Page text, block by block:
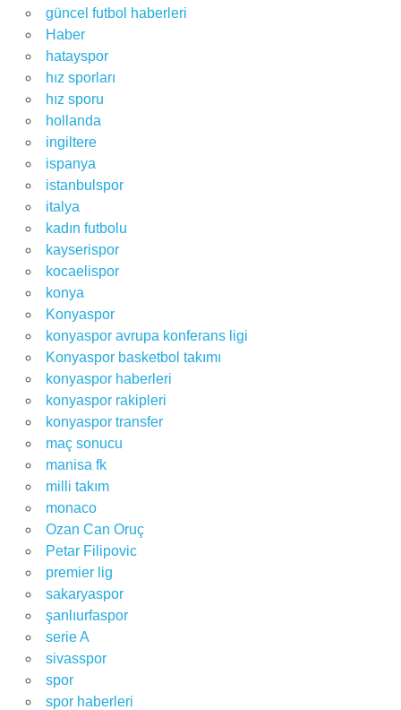
güncel futbol haberleri
Haber
hatayspor
hız sporları
hız sporu
hollanda
ingiltere
ispanya
istanbulspor
italya
kadın futbolu
kayserispor
kocaelispor
konya
Konyaspor
konyaspor avrupa konferans ligi
Konyaspor basketbol takımı
konyaspor haberleri
konyaspor rakipleri
konyaspor transfer
maç sonucu
manisa fk
milli takım
monaco
Ozan Can Oruç
Petar Filipovic
premier lig
sakaryaspor
şanlıurfaspor
serie A
sivasspor
spor
spor haberleri